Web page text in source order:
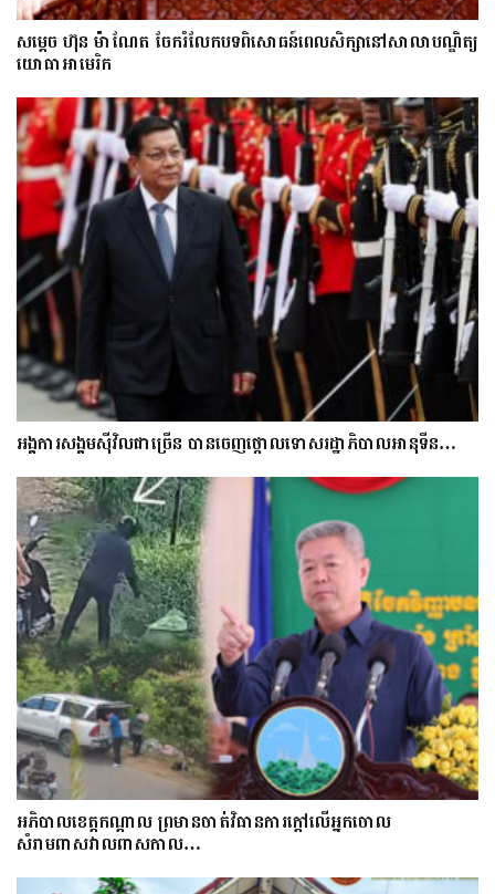
សម្តេច ហ៊ុន ម៉ាណែត ចែករំលែកបទពិសោធន៍ពេលសិក្សានៅសាលាបណ្ឌិត្យ​
យោ​ធា​អាមេរិក
អង្គការសង្គមស៊ីវិលជាច្រើន បានចេញថ្កោលទោសរដ្ឋាភិបាលអានុទីន…
អភិបាលខេត្តកណ្ដាល ព្រមានចាត់វិធានការក្ដៅលើអ្នកចោល
សំរាមពាសវាលពាសកាល…